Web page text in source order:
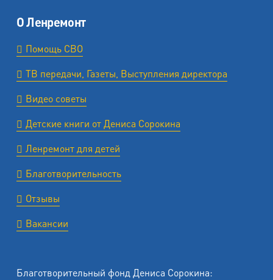
О Ленремонт
Помощь СВО
ТВ передачи, Газеты, Выступления директора
Видео советы
Детские книги от Дениса Сорокина
Ленремонт для детей
Благотворительность
Отзывы
Вакансии
Благотворительный фонд Дениса Сорокина: